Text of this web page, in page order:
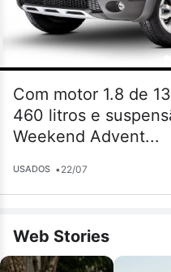
Com motor 1.8 de
460 litros e
Weekend Advent...
USADOS •22/07
Web Stories